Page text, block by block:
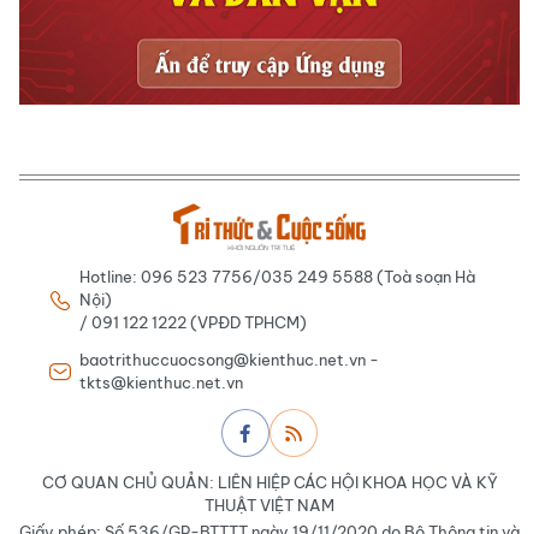
Hotline: 096 523 7756/035 249 5588 (Toà soạn Hà
Nội)
/ 091 122 1222 (VPĐD TPHCM)
baotrithuccuocsong@kienthuc.net.vn -
tkts@kienthuc.net.vn
CƠ QUAN CHỦ QUẢN: LIÊN HIỆP CÁC HỘI KHOA HỌC VÀ KỸ
THUẬT VIỆT NAM